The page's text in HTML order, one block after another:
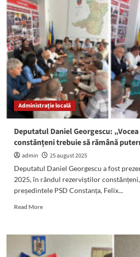
demisionat
Felix
Stroe,
președintele
PSD
Constanța!
Administrație locală
Deputatul Daniel Georgescu:
constănțeni trebuie să rămână
admin
25 august 2025
Deputatul Daniel Georgescu a fost
2025, în rândul rezerviștilor
președintele PSD Constanța, Felix...
Read MoreRead
Deputatul
Daniel
Georgescu: